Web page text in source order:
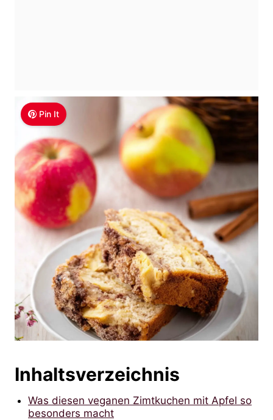
Pin It
Inhaltsverzeichnis
Was diesen veganen Zimtkuchen mit Apfel so
besonders macht